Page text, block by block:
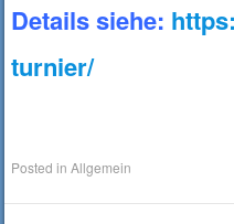
Details siehe:
turnier/
Posted inAllgemein